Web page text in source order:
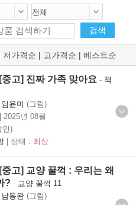
검색
저가격순 | 고가격순 | 베스트순
고] 진짜 가족 맞아요 - 책
임윤미 (그림)
| 2025년 08월
인)
| 상태 : 최상
고] 교양 꿀꺽 : 우리는 왜
? - 교양 꿀꺽 11
남동완 (그림)